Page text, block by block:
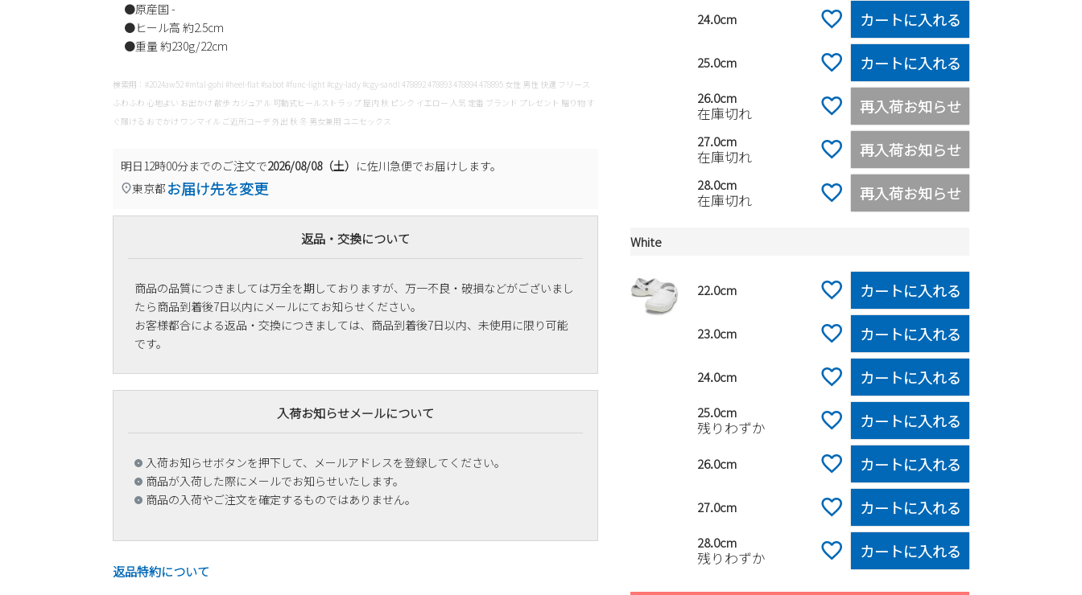
●原産国 -
●ヒール高 約2.5cm
●重量 約230g/22cm
検索用：#2024aw52 #mtal-gohi #heel-flat #sabot #func-light #cgy-lady #cgy-sandl 478892 478893 478894 478895 女性 男性 快適 フリース
ふわふわ 心地よい お出かけ 散歩 カジュアル 可動式ヒールストラップ 屋内 秋 ピンク イエロー 人気 定番 ブランド プレゼント 贈り物 す
ぐ履ける おでかけ ワンマイル ご近所コーデ 外出 秋 冬 男女兼用 ユニセックス
明日12時00分までのご注文で2026/08/08（土） に佐川急便でお届けします。
東京都 お届け先を変更
返品・交換について
商品の品質につきましては万全を期しておりますが、万一不良・破損などがございまし
たら商品到着後7日以内にメールにてお知らせください。
お客様都合による返品・交換につきましては、商品到着後7日以内、未使用に限り可能
です。
入荷お知らせメールについて
入荷お知らせボタンを押下して、メールアドレスを登録してください。
商品が入荷した際にメールでお知らせいたします。
商品の入荷やご注文を確定するものではありません。
返品特約について
24.0cm カートに入れる
25.0cm カートに入れる
26.0cm
在庫切れ 再入荷お知らせ
27.0cm
在庫切れ 再入荷お知らせ
28.0cm
在庫切れ 再入荷お知らせ
White
22.0cm カートに入れる
23.0cm カートに入れる
24.0cm カートに入れる
25.0cm
残りわずか カートに入れる
26.0cm カートに入れる
27.0cm カートに入れる
28.0cm
残りわずか カートに入れる